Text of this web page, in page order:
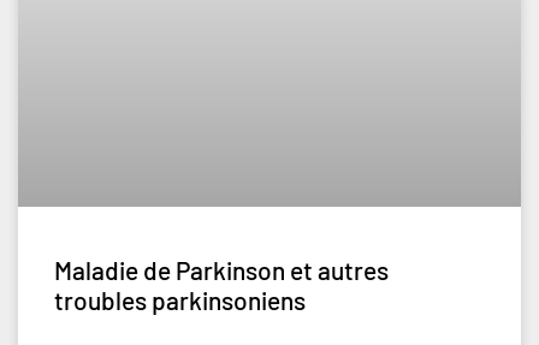
Maladie de Parkinson et autres
troubles parkinsoniens